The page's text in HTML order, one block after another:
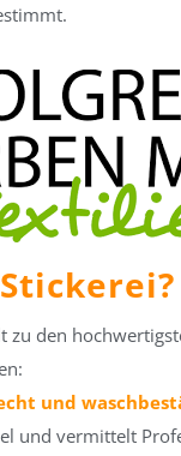
zu den
und
und vermittelt